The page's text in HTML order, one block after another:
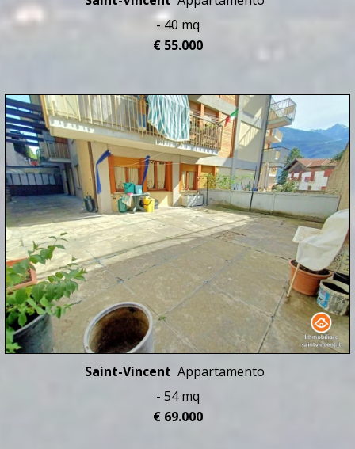
- 40 mq
€ 55.000
Saint-Vincent Appartamento
- 54 mq
€ 69.000